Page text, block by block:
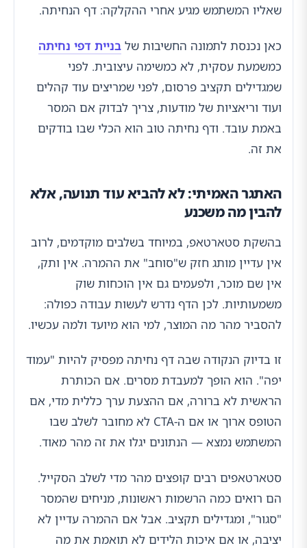
שאליו המשתמש מגיע אחרי ההקלקה: דף הנחיתה.
כאן נכנסת לתמונה החשיבות של בניית דפי נחיתה
כמשמעת עסקית, לא כמשימה עיצובית. לפני
שמגדילים תקציב פרסום, לפני שמריצים עוד קהלים
ועוד וריאציות של מודעות, צריך לבדוק אם המסר
באמת עובד. ודף נחיתה טוב הוא הכלי שבו בודקים
את זה.
האתגר האמיתי: לא להביא עוד תנועה, אלא
להבין מה משכנע
בהשקת סטארטאפ, במיוחד בשלבים מוקדמים, לרוב
אין עדיין מותג חזק ש"סוחב" את ההמרה. אין ותק,
אין שם מוכר, ולפעמים גם אין הוכחות שוק
משמעותיות. לכן הדף נדרש לעשות עבודה כפולה:
להסביר מהר מה המוצר, למי הוא מיועד ולמה עכשיו.
זו בדיוק הנקודה שבה דף נחיתה מפסיק להיות "עמוד
יפה". הוא הופך למעבדת מסרים. אם הכותרת
הראשית לא ברורה, אם ההצעת ערך כללית מדי, אם
הטופס ארוך או אם ה-CTA לא מחובר לשלב שבו
המשתמש נמצא — הנתונים יגלו את זה מהר מאוד.
סטארטאפים רבים קופצים מהר מדי לשלב הסקייל.
הם רואים כמה הרשמות ראשונות, מניחים שהמסר
"סגור", ומגדילים תקציב. אבל אם ההמרה עדיין לא
יציבה, או אם איכות הלידים לא תואמת את מה